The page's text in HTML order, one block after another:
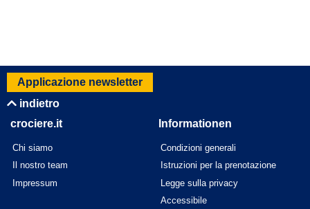
Applicazione newsletter
indietro
crociere.it
Chi siamo
Il nostro team
Impressum
Informationen
Condizioni generali
Istruzioni per la prenotazione
Legge sulla privacy
Accessibile